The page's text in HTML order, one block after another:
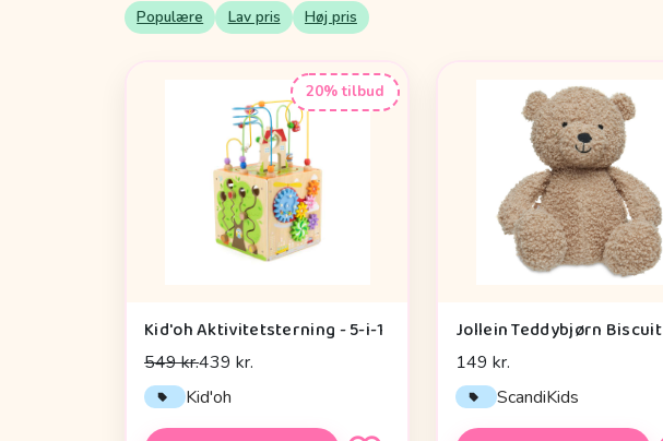
Populære Lav pris Høj pris
20% tilbud
Kid'oh Aktivitetsterning - 5-i-1
549 kr.439 kr.
Kid'oh
Jollein Teddybjørn Biscuit
149 kr.
ScandiKids